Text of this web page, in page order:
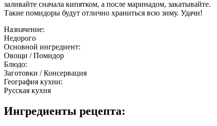
заливайте сначала кипятком, а после маринадом, закатывайте.
Такие помидоры будут отлично храниться всю зиму. Удачи!
Назначение:
Недорого
Основной ингредиент:
Овощи / Помидор
Блюдо:
Заготовки / Консервация
География кухни:
Русская кухня
Ингредиенты рецепта: